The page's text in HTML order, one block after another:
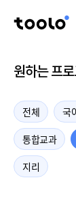
원하는 프
전체 국
통합교과
지리